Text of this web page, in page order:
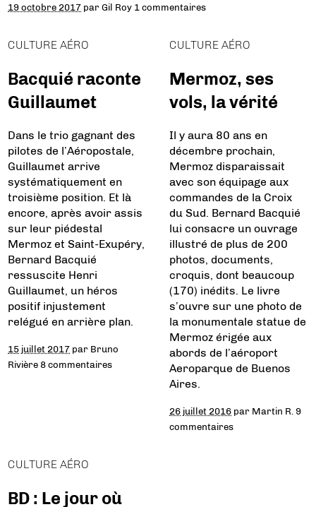
19 octobre 2017 parGil Roy 1 commentaires
CULTURE AÉRO
Bacquié raconte
Guillaumet
Dans le trio gagnant des
pilotes de l’Aéropostale,
Guillaumet arrive
systématiquement en
troisième position. Et là
encore, après avoir assis
sur leur piédestal
Mermoz et Saint-Exupéry,
Bernard Bacquié
ressuscite Henri
Guillaumet, un héros
positif injustement
relégué en arrière plan.
15 juillet 2017 par Bruno
Rivière 8 commentaires
CULTURE AÉRO
Mermoz, ses
vols, la vérité
Il y aura 80 ans en
décembre prochain,
Mermoz disparaissait
avec son équipage aux
commandes de la Croix
du Sud. Bernard Bacquié
lui consacre un ouvrage
illustré de plus de 200
photos, documents,
croquis, dont beaucoup
(170) inédits. Le livre
s’ouvre sur une photo de
la monumentale statue de
Mermoz érigée aux
abords de l’aéroport
Aeroparque de Buenos
Aires.
26 juillet 2016 par Martin R. 9
commentaires
CULTURE AÉRO
BD : Le jour où